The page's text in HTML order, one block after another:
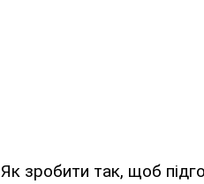
Як зробити так, щоб